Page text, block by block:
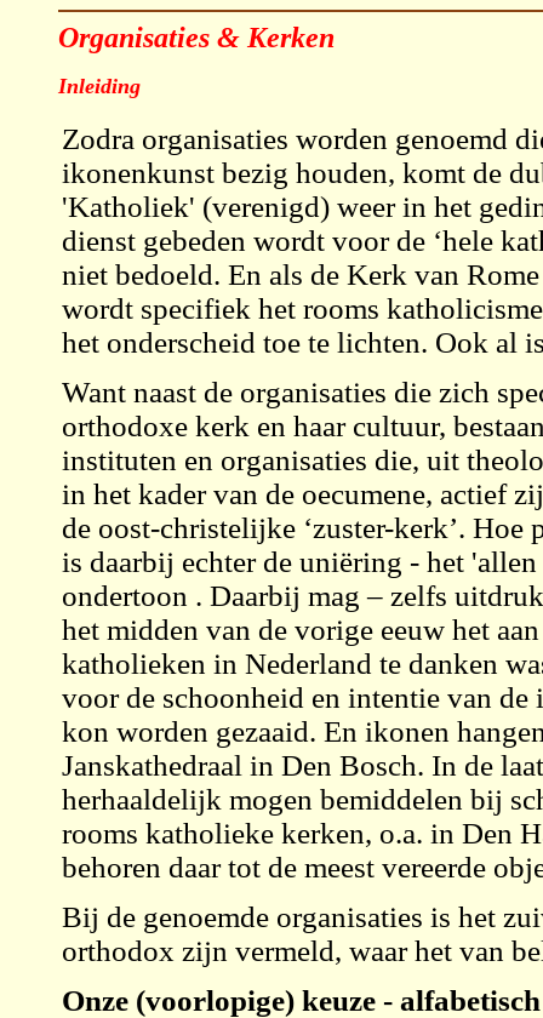
Organisaties & Kerken
Inleiding
Zodra organisaties worden genoemd
ikonenkunst bezig houden, komt de
'Katholiek' (verenigd) weer in het
dienst gebeden wordt voor de ‘hele
niet bedoeld. En als de Kerk van
wordt specifiek het rooms
het onderscheid toe te lichten. Ook al
Want naast de organisaties die zich
orthodoxe kerk en haar cultuur,
instituten en organisaties die, uit
in het kader van de oecumene, actief
de oost-christelijke ‘zuster-kerk’.
is daarbij echter de uniëring - het
ondertoon . Daarbij mag – zelfs
het midden van de vorige eeuw het
katholieken in Nederland te danken
voor de schoonheid en intentie van
kon worden gezaaid. En ikonen
Janskathedraal in Den Bosch. In de
herhaaldelijk mogen bemiddelen bij
rooms katholieke kerken, o.a. in Den
behoren daar tot de meest vereerde
Bij de genoemde organisaties is het
orthodox zijn vermeld, waar het van
Onze (voorlopige) keuze - alfabetisch